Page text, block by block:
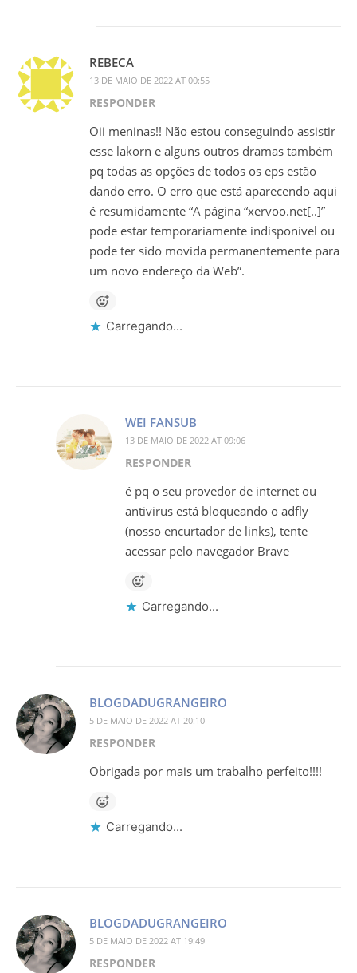
REBECA
13 DE MAIO DE 2022 AT 00:55
RESPONDER
Oii meninas!! Não estou conseguindo assistir
esse lakorn e alguns outros dramas também
pq todas as opções de todos os eps estão
dando erro. O erro que está aparecendo aqui
é resumidamente “A página “xervoo.net[..]”
pode estar temporariamente indisponível ou
pode ter sido movida permanentemente para
um novo endereço da Web”.
Carregando...
WEI FANSUB
13 DE MAIO DE 2022 AT 09:06
RESPONDER
é pq o seu provedor de internet ou
antivirus está bloqueando o adfly
(nosso encurtador de links), tente
acessar pelo navegador Brave
Carregando...
BLOGDADUGRANGEIRO
5 DE MAIO DE 2022 AT 20:10
RESPONDER
Obrigada por mais um trabalho perfeito!!!!
Carregando...
BLOGDADUGRANGEIRO
5 DE MAIO DE 2022 AT 19:49
RESPONDER